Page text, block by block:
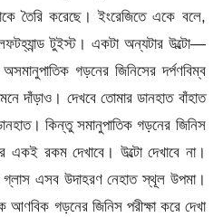
তৈরি করেছে। ইংরেজিতে একে বলে,
টুইস্ট। একটা অন্যটার উল্টো—
গড়নের জিনিসের দর্পণবিম্ব
দাঁড়াও। দেখবে তোমার ডানহাত বাঁহাত
কিন্তু সমানুপাতিক গড়নের জিনিস
রকম দেখাবে। উল্টো দেখাবে না।
গ্লাস এসব উদাহরণ নেহাত স্থূল উপমা।
আণবিক গড়নের জিনিস পরীক্ষা করে দেখা